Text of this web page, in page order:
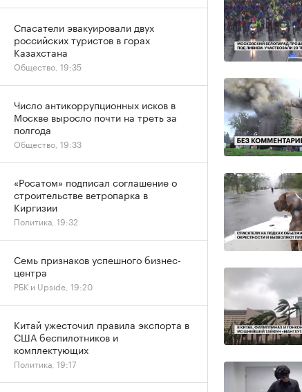
Спасатели эвакуировали двух
российских туристов в горах
Казахстана
Общество, 19:35
Число антикоррупционных исков в
Москве выросло почти на треть за
полгода
Общество, 19:33
«Росатом» подписал соглашение о
строительстве ветропарка в
Киргизии
Политика, 19:32
Семь признаков успешного бизнес-
центра
РБК и Upside, 19:20
Китай ужесточил правила экспорта в
США беспилотников и
комплектующих
Политика, 19:17